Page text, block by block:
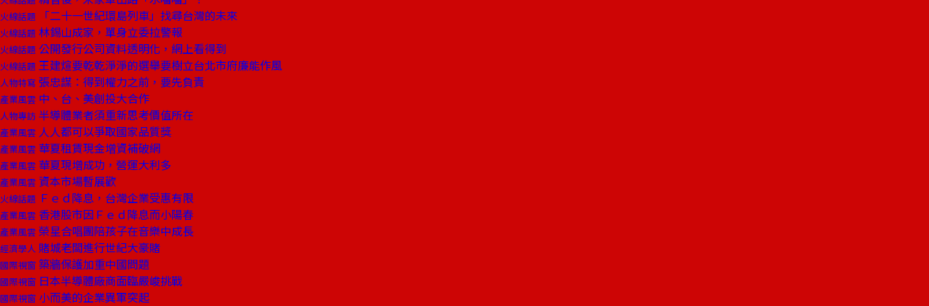
火線話題 「二十一世紀環島列車」找尋台灣的未來
火線話題 林錫山成家，單身立委拉警報
火線話題 公開發行公司資料透明化，網上看得到
火線話題 王建煊要乾乾淨淨的選舉要樹立台北市府廉能作風
人物特寫 張忠謀：得到權力之前，要先負責
產業風雲 中、台、美創投大合作
人物專訪 半導體業者須重新思考價值所在
產業風雲 人人都可以爭取國家品質獎
產業風雲 華夏租賃現金增資補破網
產業風雲 華夏現增成功，營運大利多
產業風雲 資本市場暫展歡
火線話題 Ｆｅｄ降息，台灣企業受惠有限
產業風雲 香港股市因Ｆｅｄ降息而小陽春
產業風雲 榮星合唱團陪孩子在音樂中成長
經濟學人 賭城老闆進行世紀大豪賭
國際視窗 築牆保護加重中國問題
國際視窗 日本半導體廠商面臨嚴峻挑戰
國際視窗 小而美的企業異軍突起